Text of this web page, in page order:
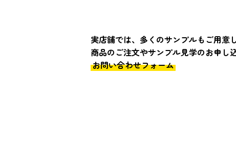
実店舗では、多くのサンプルもご用意
商品のご注文やサンプル見学のお申し
お問い合わせフォーム